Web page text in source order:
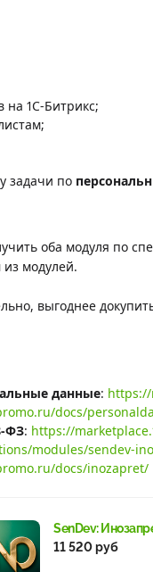
на 1С-Битрикс;
задачи по
оба модуля по
из модулей.
выгоднее
данные:
docs/
ФЗ: https://
modules/sendev-
docs/inozapret/
SenDev:
11 520 руб